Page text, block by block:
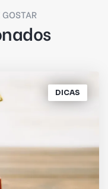
DICAS